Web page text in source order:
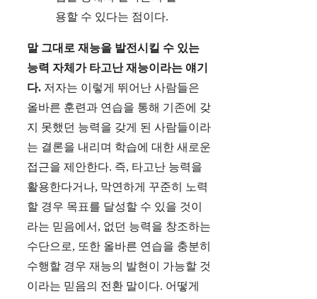
용할 수 있다는 점이다.
말 그대로 재능을 발전시킬 수 있는
능력 자체가 타고난 재능이라는 얘기
다. 저자는 이렇게 뛰어난 사람들은
올바른 훈련과 연습을 통해 기존에 갖
지 못했던 능력을 갖게 된 사람들이라
는 결론을 내리며 학습에 대한 새로운
접근을 제안한다. 즉, 타고난 능력을
활용한다거나, 막연하게 꾸준히 노력
할 경우 목표를 달성할 수 있을 것이
라는 믿음에서, 없던 능력을 창조하는
수단으로, 또한 올바른 연습을 충분히
수행할 경우 재능의 발현이 가능할 것
이라는 믿음의 전환 말이다. 어떻게